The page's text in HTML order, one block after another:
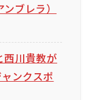
ブレラ）
西川貴教が
ンクスポ